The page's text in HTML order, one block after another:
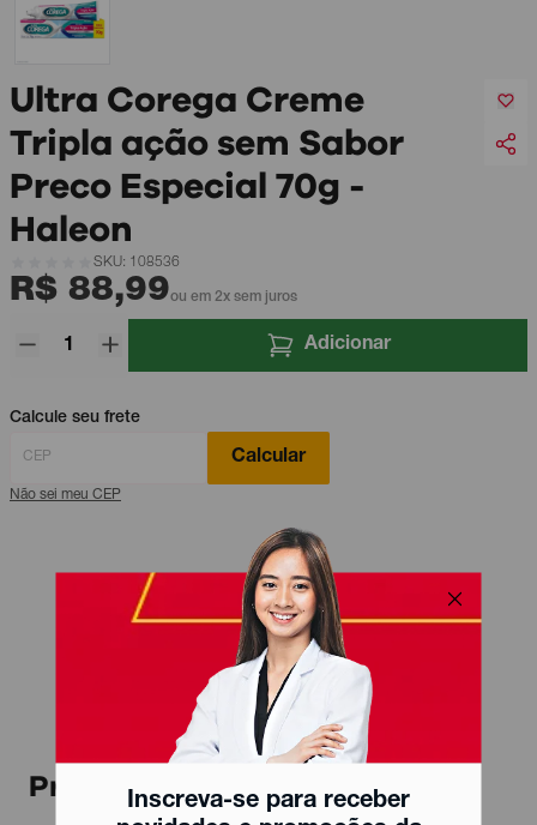
Inscreva-se para receber
Ultra Corega Creme
Tripla ação sem Sabor
Preco Especial 70g -
Haleon
SKU: 108536
R$ 88,99ou em 2x sem juros
Adicionar
Calcule seu frete
Calcular
Não sei meu CEP
Produtos relacionados